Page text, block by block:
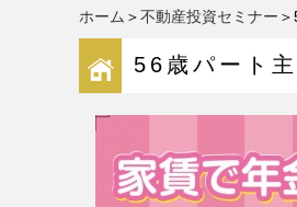
ホーム ＞不動産投資セミナー
56歳パート